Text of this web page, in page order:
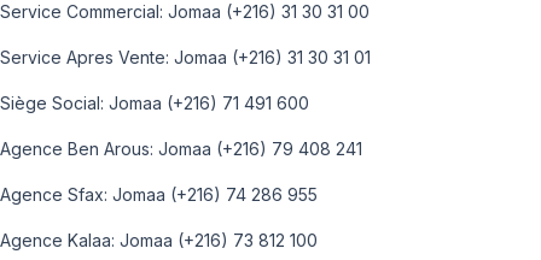
Service Commercial: Jomaa (+216) 31 30 31 00
Service Apres Vente: Jomaa (+216) 31 30 31 01
Siège Social: Jomaa (+216) 71 491 600
Agence Ben Arous: Jomaa (+216) 79 408 241
Agence Sfax: Jomaa (+216) 74 286 955
Agence Kalaa: Jomaa (+216) 73 812 100